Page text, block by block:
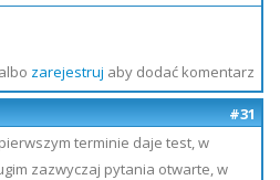
zarejestruj aby dodać komentarz
#31
terminie daje test, w
zazwyczaj pytania otwarte, w